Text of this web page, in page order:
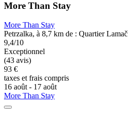
More Than Stay
More Than Stay
Petrzalka, à 8,7 km de : Quartier Lamač
9,4/10
Exceptionnel
(43 avis)
93 €
taxes et frais compris
16 août - 17 août
More Than Stay